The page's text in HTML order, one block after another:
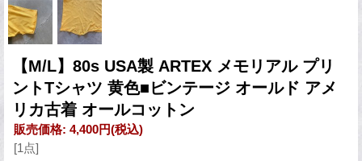
【M/L】80s USA製 ARTEX メモリアル プリ
ントTシャツ 黄色■ビンテージ オールド アメ
リカ古着 オールコットン
販売価格: 4,400円(税込)
[1点]